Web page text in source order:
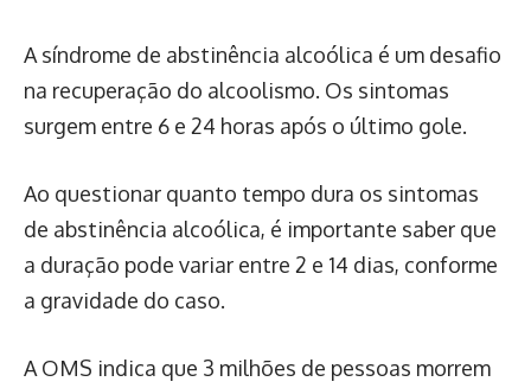
A síndrome de abstinência alcoólica é um desafio
na recuperação do alcoolismo. Os sintomas
surgem entre 6 e 24 horas após o último gole.
Ao questionar quanto tempo dura os sintomas
de abstinência alcoólica, é importante saber que
a duração pode variar entre 2 e 14 dias, conforme
a gravidade do caso.
A OMS indica que 3 milhões de pessoas morrem